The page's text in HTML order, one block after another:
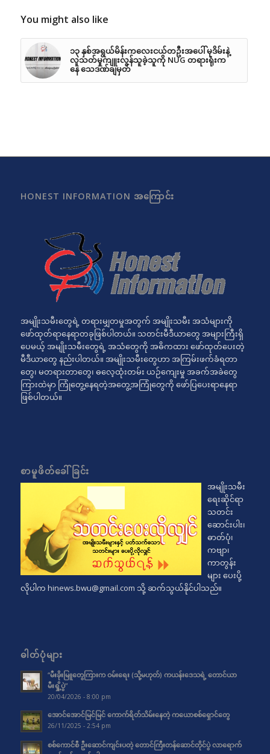
You might also like
၁၃ နှစ်အရွယ်မိန်းကလေးငယ်တဦးအပေါ် မုဒိမ်းနဲ့
လူသတ်မှုကျူးလွန်သူခဲ့သူကို NUG တရားရုံးက
နေ သေဒဏ်ချမှတ်
HONEST INFORMATION အကြောင်း
အမျိုးသမီးတွေရဲ့ တရားမျှတမှုအတွက် အမျိုးသမီး အသံများကို
ဖော်ထုတ်ရာနေရာတခုဖြစ်ပါတယ်။ သတင်းမီဒီယာတွေ အများကြီးရှိ
ပေမယ့် အမျိုးသမီးတွေရဲ့ အသံတွေကို အဓိကထား ဖော်ထုတ်ပေးတဲ့
မီဒီယာတွေ နည်းပါတယ်။ အမျိုးသမီးတွေဟာ အကြမ်းဖက်ခံရတာ
တွေ၊ မတရားတာတွေ၊ ဓလေ့ထုံးတမ်း ယဉ်ကျေးမှု အခက်အခဲတွေ
ကြားထဲမှာ ကြုံတွေ့နေရတဲ့အတွေ့အကြုံတွေကို ဖော်ပြပေးရာနေရာ
ဖြစ်ပါတယ်။
စာမူဖိတ်ခေါ်ခြင်း
အမျိုးသမီး
ရေးဆိုင်ရာ
သတင်း
ဆောင်းပါး၊
ဓာတ်ပုံ၊
ကဗျာ၊
ကာတွန်း
များ ပေးပို့
လိုပါက hinews.bwu@gmail.com သို့ ဆက်သွယ်နိုင်ပါသည်။
ဓါတ်ပုံများ
“မီးခိုးမြူတွေကြားက ဝမ်းရေး (သို့မဟုတ်) ကယန်းဒေသရဲ့ တောင်ယာ
မီးရှို့ပွဲ”
20/04/2026 - 8:00 pm
အောင်အောင်မြင်မြင် ကောက်ရိတ်သိမ်းနေတဲ့ ကယောစစ်ရှောင်တွေ
26/11/2025 - 2:54 pm
စစ်ကောင်စီ ဦးဆောင်ကျင်းပတဲ့ တောင်ကြီးတန်ဆောင်တိုင်ပွဲ လာရောက်